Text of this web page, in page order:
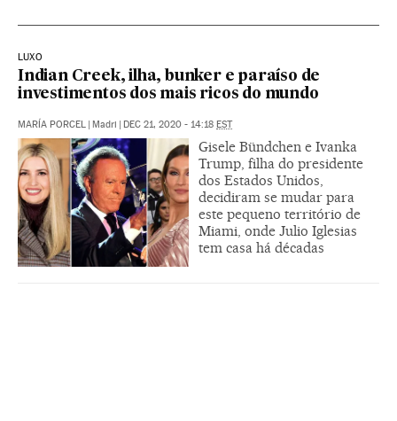
LUXO
Indian Creek, ilha, bunker e paraíso de
investimentos dos mais ricos do mundo
MARÍA PORCEL Madri DEC 21, 2020 - 14:18 EST
Gisele Bündchen e Ivanka
Trump, filha do presidente
dos Estados Unidos,
decidiram se mudar para
este pequeno território de
Miami, onde Julio Iglesias
tem casa há décadas